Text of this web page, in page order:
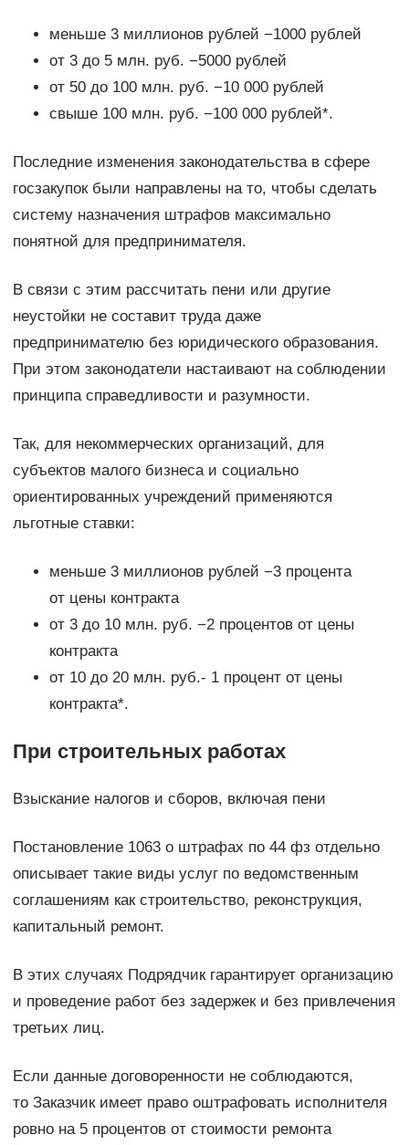
меньше 3 миллионов рублей −1000 рублей
от 3 до 5 млн. руб. −5000 рублей
от 50 до 100 млн. руб. −10 000 рублей
свыше 100 млн. руб. −100 000 рублей*.
Последние изменения законодательства в сфере
госзакупок были направлены на то, чтобы сделать
систему назначения штрафов максимально
понятной для предпринимателя.
В связи с этим рассчитать пени или другие
неустойки не составит труда даже
предпринимателю без юридического образования.
При этом законодатели настаивают на соблюдении
принципа справедливости и разумности.
Так, для некоммерческих организаций, для
субъектов малого бизнеса и социально
ориентированных учреждений применяются
льготные ставки:
меньше 3 миллионов рублей −3 процента
от цены контракта
от 3 до 10 млн. руб. −2 процентов от цены
контракта
от 10 до 20 млн. руб.- 1 процент от цены
контракта*.
При строительных работах
Взыскание налогов и сборов, включая пени
Постановление 1063 о штрафах по 44 фз отдельно
описывает такие виды услуг по ведомственным
соглашениям как строительство, реконструкция,
капитальный ремонт.
В этих случаях Подрядчик гарантирует организацию
и проведение работ без задержек и без привлечения
третьих лиц.
Если данные договоренности не соблюдаются,
то Заказчик имеет право оштрафовать исполнителя
ровно на 5 процентов от стоимости ремонта